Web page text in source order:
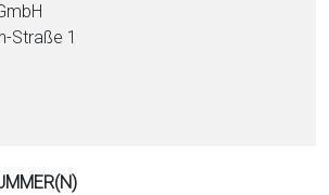
Straße 1